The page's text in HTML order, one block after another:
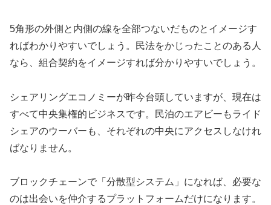
5角形の外側と内側の線を全部つないだものとイメージす
ればわかりやすいでしょう。民法をかじったことのある人
なら、組合契約をイメージすれば分かりやすいでしょう。
シェアリングエコノミーが昨今台頭していますが、現在は
すべて中央集権的ビジネスです。民泊のエアビーもライド
シェアのウーバーも、それぞれの中央にアクセスしなけれ
ばなりません。
ブロックチェーンで「分散型システム」になれば、必要な
のは出会いを仲介するプラットフォームだけになります。